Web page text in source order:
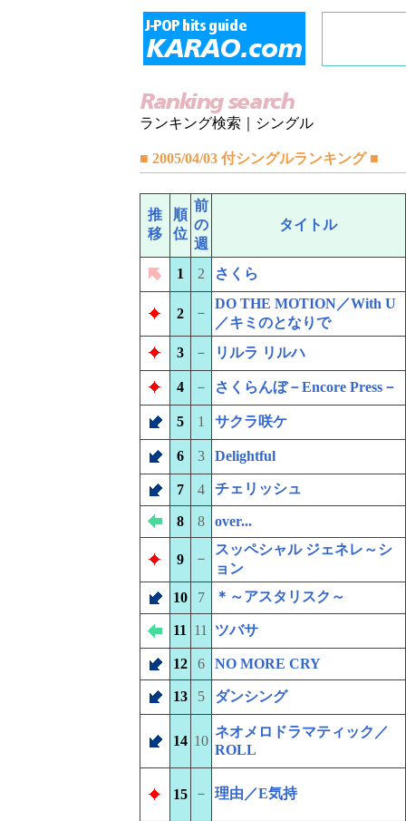
ランキング検索｜シングル
■ 2005/04/03 付シングルランキング ■
推
移
順
位
前
の
週
タイトル
1 2 さくら
2 －
DO THE MOTION／With U
／キミのとなりで
3
－ リルラ リルハ
4 － さくらんぼ－Encore Press－
5 1 サクラ咲ケ
6 3 Delightful
7 4 チェリッシュ
8 8 over...
9 －
スッペシャル ジェネレ～シ
ョン
10
7 ＊～アスタリスク～
11 11 ツバサ
12 6 NO MORE CRY
13 5 ダンシング
14 10
ネオメロドラマティック／
ROLL
15 － 理由／E気持